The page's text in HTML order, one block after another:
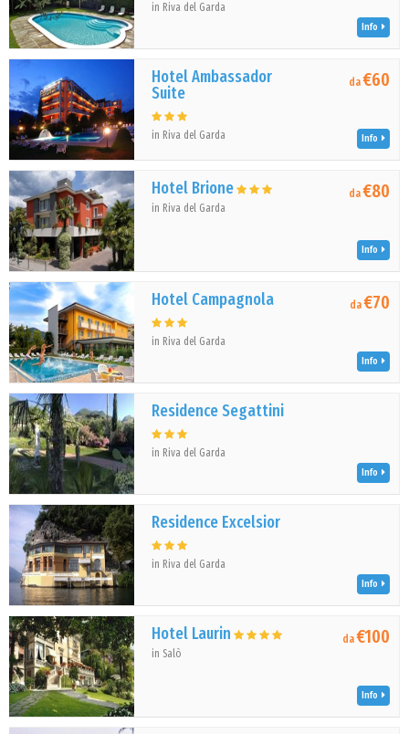
in Riva del Garda
Info
Hotel Ambassador
Suite
in Riva del Garda
da€60
Info
Hotel Brione
in Riva del Garda
da€80
Info
Hotel Campagnola
in Riva del Garda
da€70
Info
Residence Segattini
in Riva del Garda
Info
Residence Excelsior
in Riva del Garda
Info
Hotel Laurin
in Salò
da€100
Info